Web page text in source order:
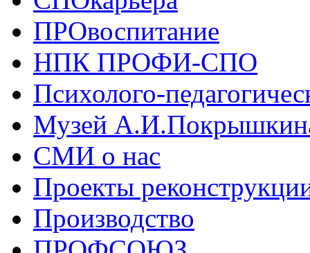
ПРОвоспитание
НПК ПРОФИ-СПО
Психолого-
Музей
СМИ о нас
Проекты
Производство